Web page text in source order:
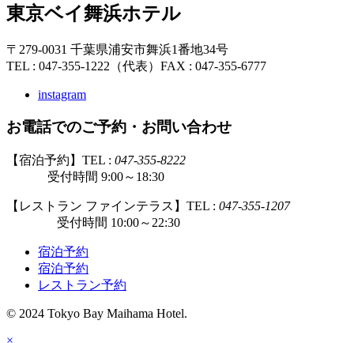
東京ベイ舞浜ホテル
〒279-0031 千葉県浦安市舞浜1番地34号
TEL : 047-355-1222（代表） FAX : 047-355-6777
instagram
お電話でのご予約・お問い合わせ
【宿泊予約】TEL : 047-355-8222
受付時間 9:00～18:30
【レストラン ファインテラス】TEL : 047-355-1207
受付時間 10:00～22:30
宿泊予約
宿泊予約
レストラン予約
© 2024 Tokyo Bay Maihama Hotel.
×